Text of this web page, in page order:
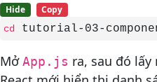
Hide Copy
cd tutorial-03-
MởApp.js ra, sau đó